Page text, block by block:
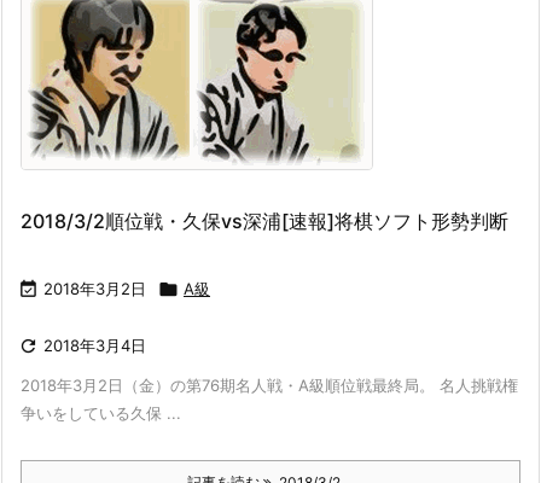
2018/3/2順位戦・久保vs深浦[速報]将棋ソフト形勢判断
 2018年3月2日  A級
 2018年3月4日
2018年3月2日（金）の第76期名人戦・A級順位戦最終局。 名人挑戦権
争いをしている久保 ...